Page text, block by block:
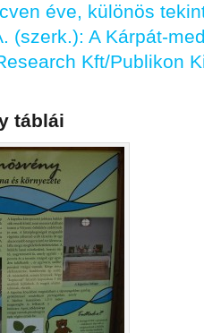
éve, különös
(szerk.): A Kárpát-
Kft/Publikon
táblái